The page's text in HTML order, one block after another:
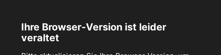
Ihre Browser-Version ist leider
veraltet